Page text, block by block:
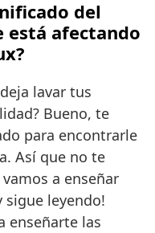
del
está afectando
lavar tus
Bueno, te
para encontrarle
Así que no te
a enseñar
sigue leyendo!
enseñarte las